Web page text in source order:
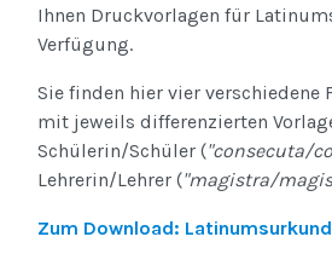
Ihnen Druckvorlagen für
Verfügung.
Sie finden hier vier verschiedene
mit jeweils differenzierten
Schülerin/Schüler ("consecuta/
Lehrerin/Lehrer ("magistra/
Zum Download: